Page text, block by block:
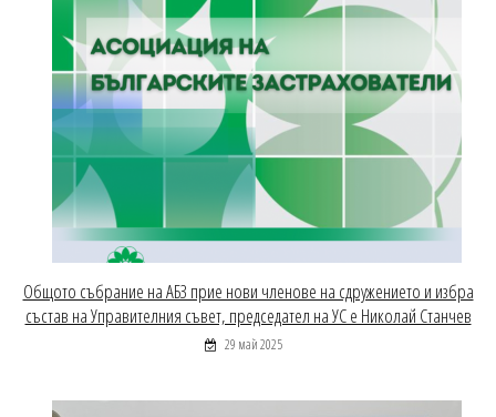
Общото събрание на АБЗ прие нови членове на сдружението и избра
състав на Управителния съвет, председател на УС е Николай Станчев
29 май 2025